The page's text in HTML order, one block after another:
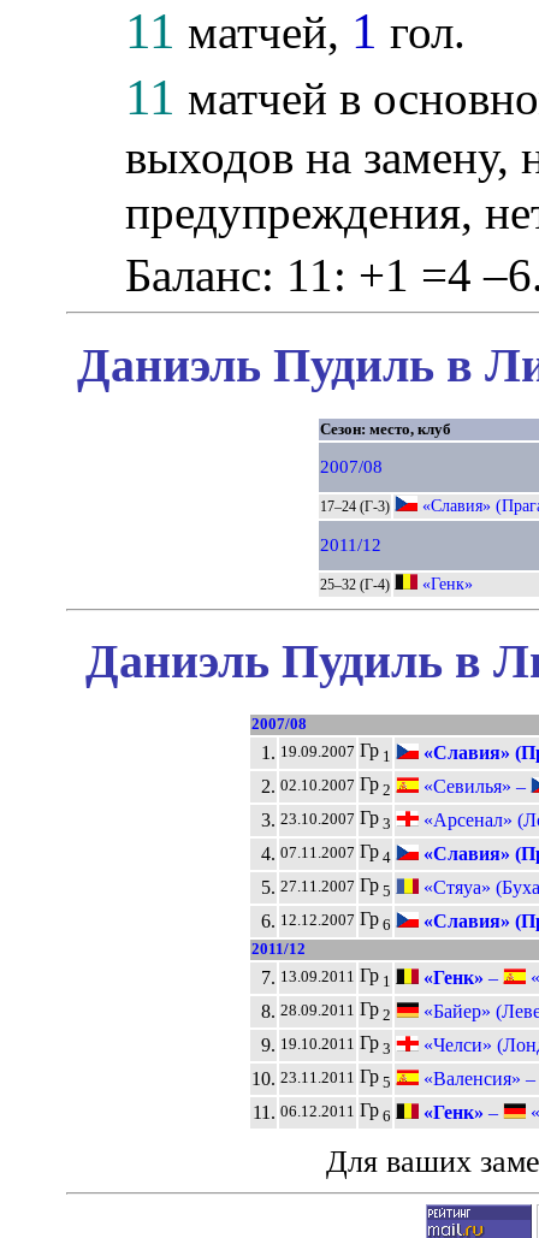
11 матчей, 1 гол.
11 матчей в
выходов на замену,
предупреждения,
Баланс: 11: +1 =4
Даниэль Пудиль в
Сезон: место, клуб
2007/08
17–24 (Г-3) «Славия»
2011/12
25–32 (Г-4) «Генк»
Даниэль Пудиль в
2007/08
1. 19.09.2007 Гр 1
«Славия»
2. 02.10.2007 Гр 2
«Севилья» –
3. 23.10.2007 Гр 3
«Арсенал»
4. 07.11.2007 Гр 4
«Славия»
5. 27.11.2007 Гр 5
«Стяуа»
6. 12.12.2007 Гр 6 «Славия»
2011/12
7. 13.09.2011 Гр 1 «Генк» –
8. 28.09.2011 Гр 2
«Байер»
9. 19.10.2011 Гр 3
«Челси»
10. 23.11.2011 Гр 5
«Валенсия» –
11. 06.12.2011 Гр 6 «Генк» –
Для ваших